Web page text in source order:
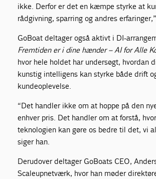
ikke. Derfor er det en kæmpe styrke at
rådgivning, sparring og andres
GoBoat deltager også aktivt i DI-
Fremtiden er i dine hænder – AI for Alle
hvor hele holdet har undersøgt, hvordan
kunstig intelligens kan styrke både drift
kundeoplevelse.
“Det handler ikke om at hoppe på den
enhver pris. Det handler om at forstå,
teknologien kan gøre os bedre til det, vi
siger han.
Derudover deltager GoBoats CEO,
Scaleupnetværk, hvor han møder